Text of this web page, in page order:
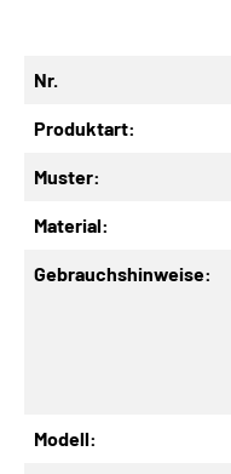
Nr.
Produktart:
Muster:
Material:
Gebrauchshinweise:
Modell: